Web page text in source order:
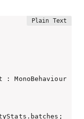
MonoBehaviour